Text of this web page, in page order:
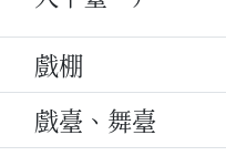
戲棚
戲臺、舞臺